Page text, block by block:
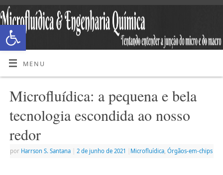
Abrir a barra de ferramentas
MENU
Microfluídica: a pequena e bela
tecnologia escondida ao nosso
redor
por Harrson S. Santana 2 de junho de 2021 Microfluídica, Órgãos-em-chips